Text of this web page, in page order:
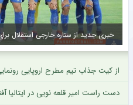
خبری جدید از ستاره خارجی استقلال
از کیت جذاب تیم مطرح اروپایی
دست راست امیر قلعه نویی در